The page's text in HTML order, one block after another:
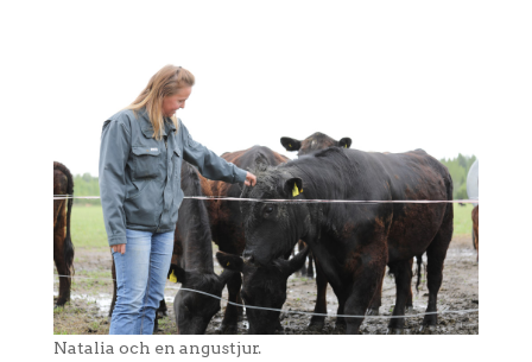
Natalia och en angustjur.